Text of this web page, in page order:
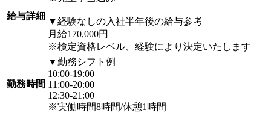
給与詳細
▼経験なしの入社半年後の給与参考
月給170,000円
※検定資格レベル、経験により決定いたします
勤務時間
▼勤務シフト例
10:00-19:00
11:00-20:00
12:30-21:00
※実働時間8時間/休憩1時間